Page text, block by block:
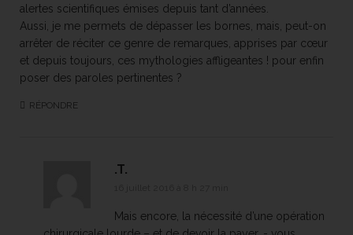
alertes scientifiques émises depuis tant d’années.
Aussi, je me permets de dépasser les bornes, mais, peut-on
arrêter de réciter ce genre de remarques, apprises par cœur
et depuis toujours, ces mythologies affligeantes ! pour enfin
poser des paroles pertinentes ?
RÉPONDRE
.T.
Mais encore, la nécessité d’une opération